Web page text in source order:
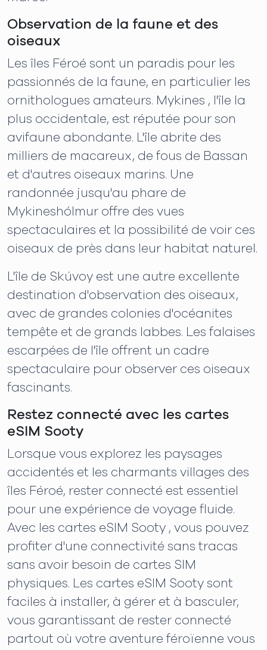
Observation de la faune et des
oiseaux
Les îles Féroé sont un paradis pour les
passionnés de la faune, en particulier les
ornithologues amateurs. Mykines , l'île la
plus occidentale, est réputée pour son
avifaune abondante. L'île abrite des
milliers de macareux, de fous de Bassan
et d'autres oiseaux marins. Une
randonnée jusqu'au phare de
Mykineshólmur offre des vues
spectaculaires et la possibilité de voir ces
oiseaux de près dans leur habitat naturel.
L'île de Skúvoy est une autre excellente
destination d'observation des oiseaux,
avec de grandes colonies d'océanites
tempête et de grands labbes. Les falaises
escarpées de l'île offrent un cadre
spectaculaire pour observer ces oiseaux
fascinants.
Restez connecté avec les cartes
eSIM Sooty
Lorsque vous explorez les paysages
accidentés et les charmants villages des
îles Féroé, rester connecté est essentiel
pour une expérience de voyage fluide.
Avec les cartes eSIM Sooty , vous pouvez
profiter d'une connectivité sans tracas
sans avoir besoin de cartes SIM
physiques. Les cartes eSIM Sooty sont
faciles à installer, à gérer et à basculer,
vous garantissant de rester connecté
partout où votre aventure féroïenne vous